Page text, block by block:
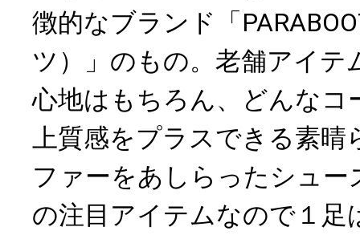
徴的なブランド「
ツ）」のもの。老舗アイテ
心地はもちろん、どんなコ
上質感をプラスできる素晴
ファーをあしらったシュー
の注目アイテムなので１足